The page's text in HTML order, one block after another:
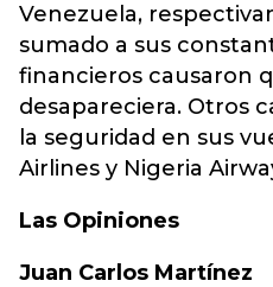
Venezuela,
sumado a sus
financieros causaron
desapareciera. Otros
la seguridad en sus
Airlines y Nigeria
Las Opiniones
Juan Carlos Martínez